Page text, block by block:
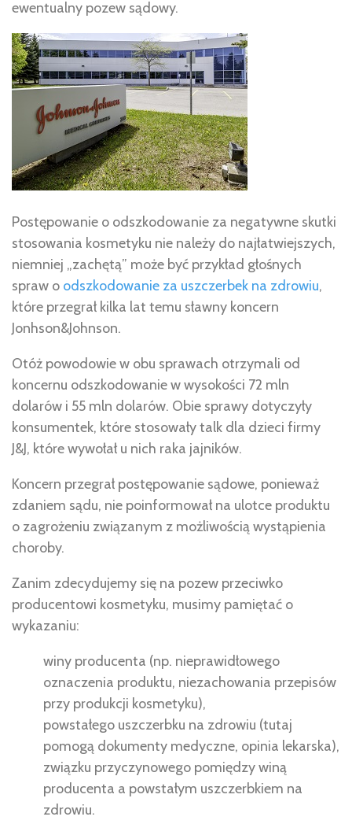
ewentualny pozew sądowy.
Postępowanie o odszkodowanie za negatywne skutki
stosowania kosmetyku nie należy do najłatwiejszych,
niemniej „zachętą” może być przykład głośnych
spraw o odszkodowanie za uszczerbek na zdrowiu,
które przegrał kilka lat temu sławny koncern
Jonhson&Johnson.
Otóż powodowie w obu sprawach otrzymali od
koncernu odszkodowanie w wysokości 72 mln
dolarów i 55 mln dolarów. Obie sprawy dotyczyły
konsumentek, które stosowały talk dla dzieci firmy
J&J, które wywołał u nich raka jajników.
Koncern przegrał postępowanie sądowe, ponieważ
zdaniem sądu, nie poinformował na ulotce produktu
o zagrożeniu związanym z możliwością wystąpienia
choroby.
Zanim zdecydujemy się na pozew przeciwko
producentowi kosmetyku, musimy pamiętać o
wykazaniu:
winy producenta (np. nieprawidłowego
oznaczenia produktu, niezachowania przepisów
przy produkcji kosmetyku),
powstałego uszczerbku na zdrowiu (tutaj
pomogą dokumenty medyczne, opinia lekarska),
związku przyczynowego pomiędzy winą
producenta a powstałym uszczerbkiem na
zdrowiu.